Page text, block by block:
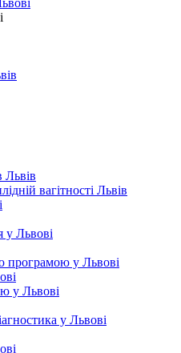
Львів
вагітності Львів
у Львові
програмою у Львові
у Львові
у Львові